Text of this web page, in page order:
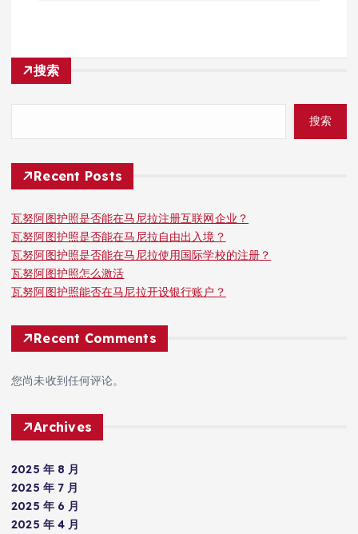
搜索
搜索
Recent Posts
瓦努阿图护照是否能在马尼拉注册互联网企业？
瓦努阿图护照是否能在马尼拉自由出入境？
瓦努阿图护照是否能在马尼拉使用国际学校的注册？
瓦努阿图护照怎么激活
瓦努阿图护照能否在马尼拉开设银行账户？
Recent Comments
您尚未收到任何评论。
Archives
2025 年 8 月
2025 年 7 月
2025 年 6 月
2025 年 4 月